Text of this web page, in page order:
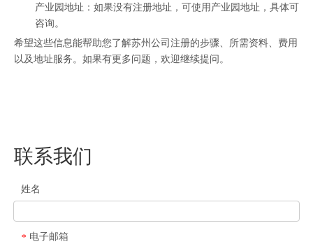
产业园地址：如果没有注册地址，可使用产业园地址，具体可
咨询。
希望这些信息能帮助您了解苏州公司注册的步骤、所需资料、费用
以及地址服务。如果有更多问题，欢迎继续提问。
联系我们
姓名
* 电子邮箱